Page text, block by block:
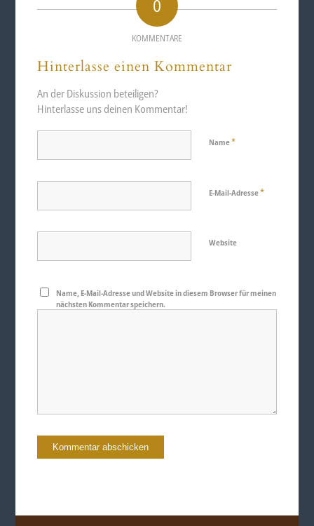
0
KOMMENTARE
Hinterlasse einen Kommentar
An der Diskussion beteiligen?
Hinterlasse uns deinen Kommentar!
Name*
E-Mail-Adresse*
Website
Name, E-Mail-Adresse und Website in diesem Browser für meinen
nächsten Kommentar speichern.